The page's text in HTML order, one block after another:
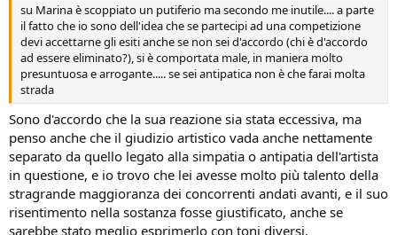
su Marina è scoppiato un putiferio ma secondo me inutile.... a parte
il fatto che io sono dell'idea che se partecipi ad una competizione
devi accettarne gli esiti anche se non sei d'accordo (chi è d'accordo
ad essere eliminato?), si è comportata male, in maniera molto
presuntuosa e arrogante..... se sei antipatica non è che farai molta
strada
Sono d'accordo che la sua reazione sia stata eccessiva, ma
penso anche che il giudizio artistico vada anche nettamente
separato da quello legato alla simpatia o antipatia dell'artista
in questione, e io trovo che lei avesse molto più talento della
stragrande maggioranza dei concorrenti andati avanti, e il suo
risentimento nella sostanza fosse giustificato, anche se
sarebbe stato meglio esprimerlo con toni diversi.